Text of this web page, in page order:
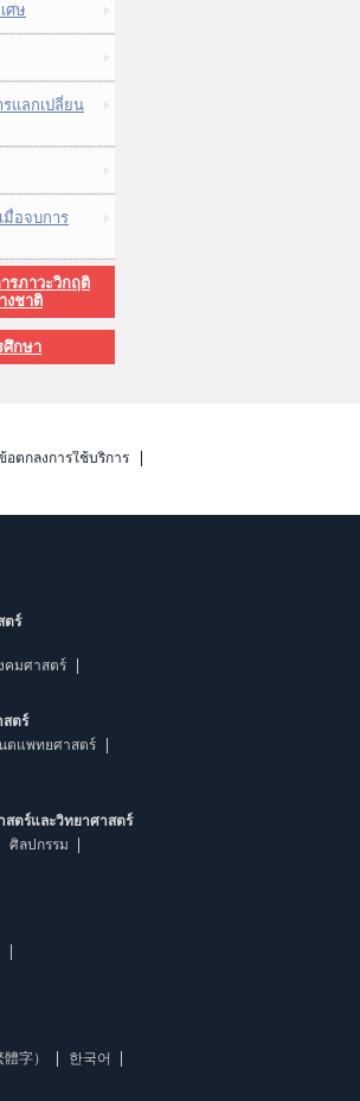
ศษ
แลกเปลี่ยน
มื่อจบการ
รภาวะวิกฤติ
งชาติ
กษา
อตกลงการใช้บริการ
ตร์
คมศาสตร์
ตร์
ตแพทยศาสตร์
ตร์และวิทยาศาสตร์
ศิลปกรรม
字）
한국어